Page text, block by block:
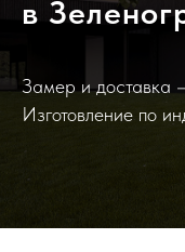
в
Замер и доставка
Изготовление по